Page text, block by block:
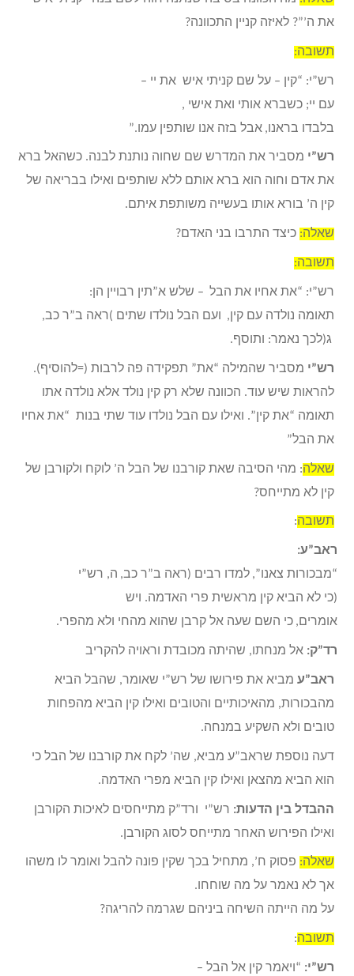
את ה’”? לאיזה קניין התכוונה?
תשובה:
רש”י: “קין – על שם קניתי איש את יי –
עם יי; כשברא אותי ואת אישי ,
בלבדו בראנו, אבל בזה אנו שותפין עמו.”
רש”י מסביר את המדרש שם שחוה נותנת לבנה. כשהאל ברא
את אדם וחוה הוא ברא אותם ללא שותפים ואילו בבריאה של
קין ה’ בורא אותו בעשייה משותפת איתם.
שאלה: כיצד התרבו בני האדם?
תשובה:
רש”י: “את אחיו את הבל – שלש א”תין רבויין הן :
תאומה נולדה עם קין,
ועם הבל נולדו שתים )ראה ב”ר כב,
ג(לכך נאמר: ותוסף.
רש”י מסביר שהמילה “את” תפקידה פה לרבות (=להוסיף).
להראות שיש עוד. הכוונה שלא רק קין נולד אלא נולדה אתו
תאומה “את קין”. ואילו עם הבל נולדו עוד שתי בנות “את אחיו
את הבל”
שאלה: מהי הסיבה שאת קורבנו של הבל ה’ לוקח ולקורבן של
קין לא מתייחס?
תשובה:
ראב”ע:
“מבכורות צאנו”, למדו רבים (ראה ב”ר כב, ה, רש”י
(כי לא הביא קין מראשית פרי האדמה. ויש
אומרים, כי השם שעה אל קרבן שהוא מהחי ולא מהפרי.
רד”ק: אל מנחתו, שהיתה מכובדת וראויה להקריב
ראב”ע מביא את פירושו של רש”י שאומר, שהבל הביא
מהבכורות, מהאיכותיים והטובים ואילו קין הביא מהפחות
טובים ולא השקיע במנחה.
דעה נוספת שראב”ע מביא, שה’ לקח את קורבנו של הבל כי
הוא הביא מהצאן ואילו קין הביא מפרי האדמה.
ההבדל בין הדעות: רש”י ורד”ק מתייחסים לאיכות הקורבן
ואילו הפירוש האחר מתייחס לסוג הקורבן.
שאלה: פסוק ח’, מתחיל בכך שקין פונה להבל ואומר לו משהו
אך לא נאמר על מה שוחחו.
על מה הייתה השיחה ביניהם שגרמה להריגה?
תשובה:
רש”י: “ויאמר קין אל הבל –